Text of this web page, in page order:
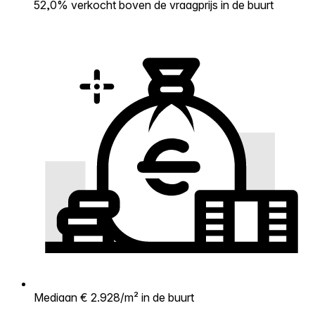
52,0% verkocht boven de vraagprijs in de buurt
Mediaan € 2.928/m² in de buurt